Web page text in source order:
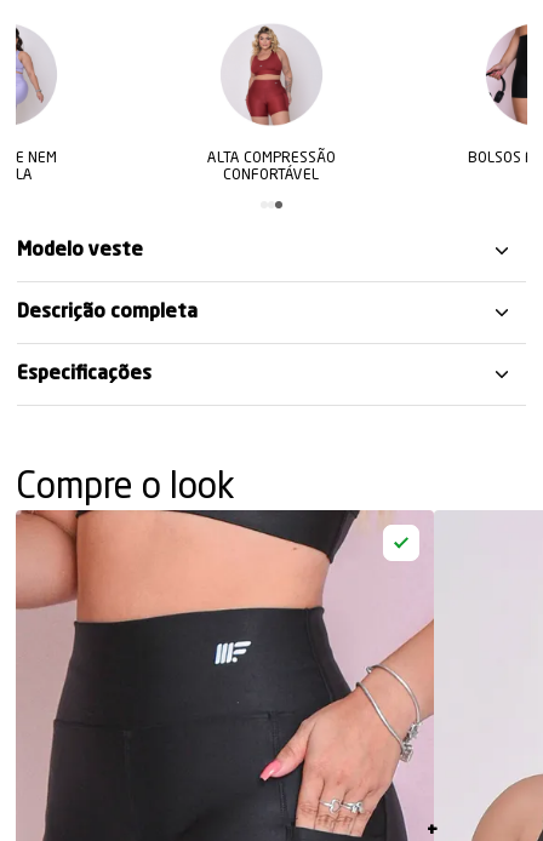
ALTA COMPRESSÃO
BOLSOS FUNCIONAIS
Modelo veste
Descrição completa
Especificações
Compre o look